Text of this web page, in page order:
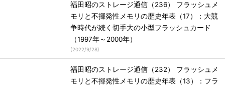
福田昭のストレージ通信（236） フラッシュメ
モリと不揮発性メモリの歴史年表（17）：大競
争時代が続く切手大の小型フラッシュカード
（1997年～2000年）
(2022/9/28)
福田昭のストレージ通信（232） フラッシュメ
モリと不揮発性メモリの歴史年表（13）：フラ